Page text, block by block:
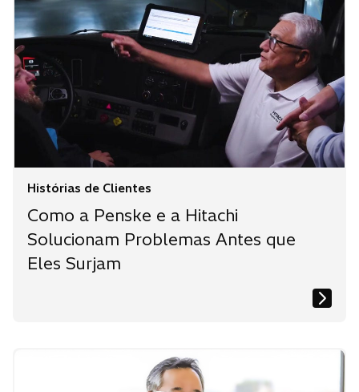
Histórias de Clientes
Como a Penske e a Hitachi
Solucionam Problemas Antes que
Eles Surjam